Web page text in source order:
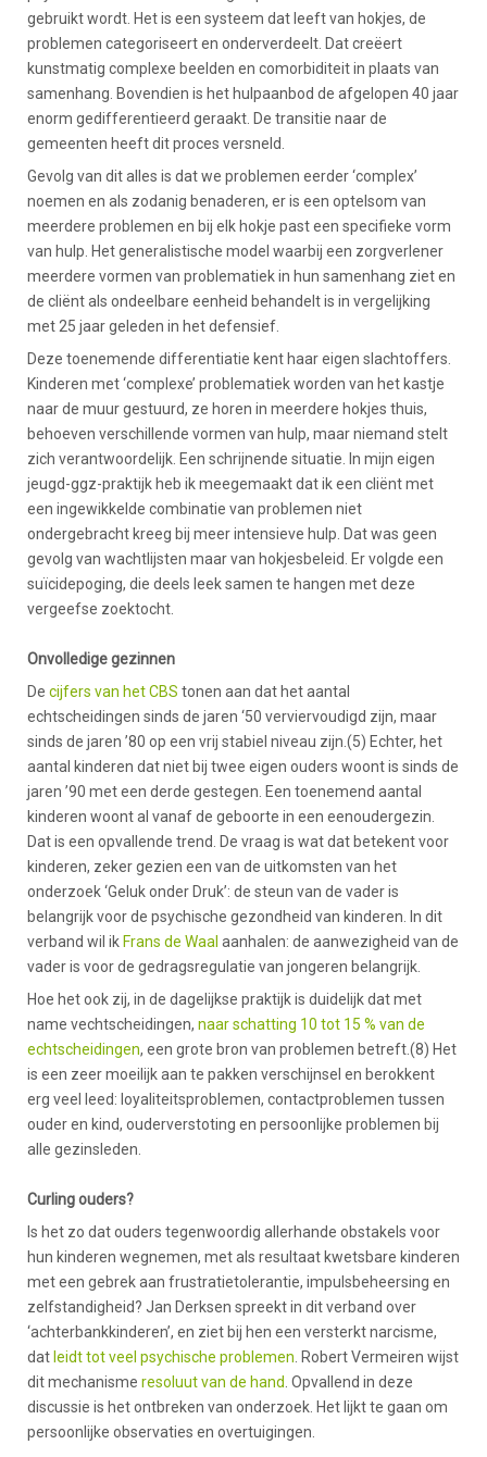
gebruikt wordt. Het is een systeem dat leeft van hokjes, de
problemen categoriseert en onderverdeelt. Dat creëert
kunstmatig complexe beelden en comorbiditeit in plaats van
samenhang. Bovendien is het hulpaanbod de afgelopen 40 jaar
enorm gedifferentieerd geraakt. De transitie naar de
gemeenten heeft dit proces versneld.
Gevolg van dit alles is dat we problemen eerder ‘complex’
noemen en als zodanig benaderen, er is een optelsom van
meerdere problemen en bij elk hokje past een specifieke vorm
van hulp. Het generalistische model waarbij een zorgverlener
meerdere vormen van problematiek in hun samenhang ziet en
de cliënt als ondeelbare eenheid behandelt is in vergelijking
met 25 jaar geleden in het defensief.
Deze toenemende differentiatie kent haar eigen slachtoffers.
Kinderen met ‘complexe’ problematiek worden van het kastje
naar de muur gestuurd, ze horen in meerdere hokjes thuis,
behoeven verschillende vormen van hulp, maar niemand stelt
zich verantwoordelijk. Een schrijnende situatie. In mijn eigen
jeugd-ggz-praktijk heb ik meegemaakt dat ik een cliënt met
een ingewikkelde combinatie van problemen niet
ondergebracht kreeg bij meer intensieve hulp. Dat was geen
gevolg van wachtlijsten maar van hokjesbeleid. Er volgde een
suïcidepoging, die deels leek samen te hangen met deze
vergeefse zoektocht.
Onvolledige gezinnen
De cijfers van het CBS tonen aan dat het aantal
echtscheidingen sinds de jaren ‘50 verviervoudigd zijn, maar
sinds de jaren ’80 op een vrij stabiel niveau zijn.(5) Echter, het
aantal kinderen dat niet bij twee eigen ouders woont is sinds de
jaren ’90 met een derde gestegen. Een toenemend aantal
kinderen woont al vanaf de geboorte in een eenoudergezin.
Dat is een opvallende trend. De vraag is wat dat betekent voor
kinderen, zeker gezien een van de uitkomsten van het
onderzoek ‘Geluk onder Druk’: de steun van de vader is
belangrijk voor de psychische gezondheid van kinderen. In dit
verband wil ik Frans de Waal aanhalen: de aanwezigheid van de
vader is voor de gedragsregulatie van jongeren belangrijk.
Hoe het ook zij, in de dagelijkse praktijk is duidelijk dat met
name vechtscheidingen, naar schatting 10 tot 15 % van de
echtscheidingen, een grote bron van problemen betreft.(8) Het
is een zeer moeilijk aan te pakken verschijnsel en berokkent
erg veel leed: loyaliteitsproblemen, contactproblemen tussen
ouder en kind, ouderverstoting en persoonlijke problemen bij
alle gezinsleden.
Curling ouders?
Is het zo dat ouders tegenwoordig allerhande obstakels voor
hun kinderen wegnemen, met als resultaat kwetsbare kinderen
met een gebrek aan frustratietolerantie, impulsbeheersing en
zelfstandigheid? Jan Derksen spreekt in dit verband over
‘achterbankkinderen’, en ziet bij hen een versterkt narcisme,
dat leidt tot veel psychische problemen . Robert Vermeiren wijst
dit mechanisme resoluut van de hand . Opvallend in deze
discussie is het ontbreken van onderzoek. Het lijkt te gaan om
persoonlijke observaties en overtuigingen.